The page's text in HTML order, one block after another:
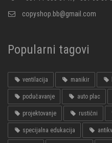
copyshop.bb@gmail.com
Popularni tagovi
ventilacija manikir
podučavanje auto plac
projektovanje rustični
specijalna edukacija